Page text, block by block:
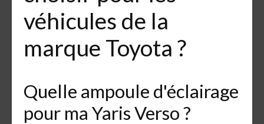
véhicules de la
marque Toyota ?
Quelle ampoule d'éclairage
pour ma Yaris Verso ?